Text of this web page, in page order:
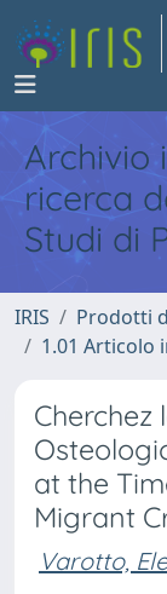
Archivio
ricerca
Studi di
IRIS Prodotti
1.01 Articolo
Cherchez
at the
Migrant
Varotto,